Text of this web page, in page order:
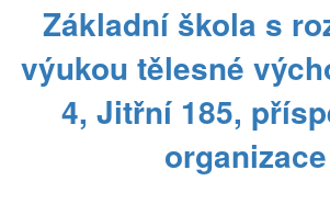
Základní škola s
výukou tělesné
4, Jitřní 185,
organizace